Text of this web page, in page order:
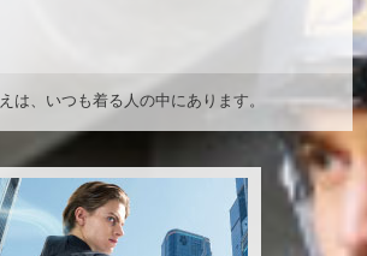
は、いつも着る人の中にあります。